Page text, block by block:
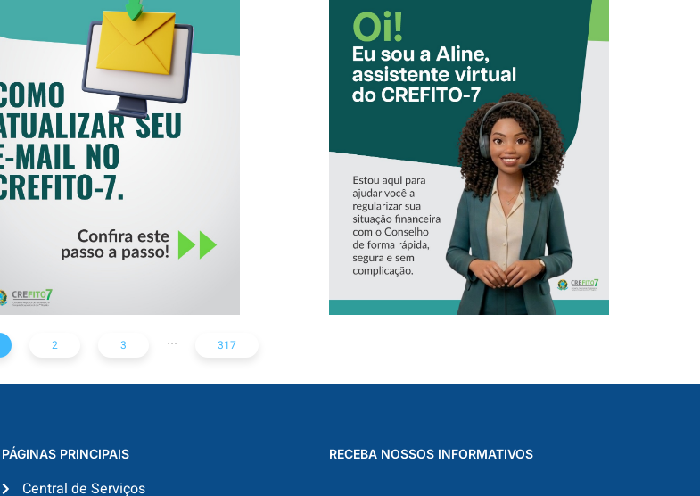
COMO ATUALIZAR
SEU E-MAIL NO
CREFITO-7
CONHEÇA A
‘ALINE’,
ASSISTENTE
VIRTUAL DO
CREFITO-7
2 3 ... 317
PÁGINAS PRINCIPAIS
Central de Serviços
RECEBA NOSSOS INFORMATIVOS